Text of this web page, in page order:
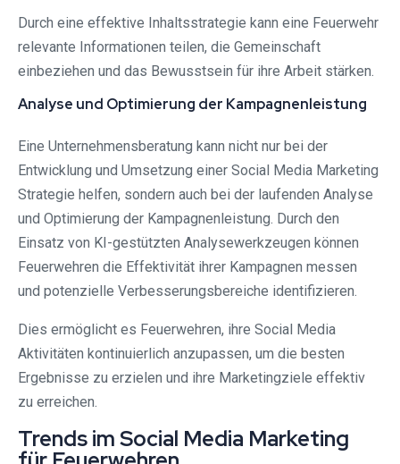
Durch eine effektive Inhaltsstrategie kann eine Feuerwehr
relevante Informationen teilen, die Gemeinschaft
einbeziehen und das Bewusstsein für ihre Arbeit stärken.
Analyse und Optimierung der Kampagnenleistung
Eine Unternehmensberatung kann nicht nur bei der
Entwicklung und Umsetzung einer Social Media Marketing
Strategie helfen, sondern auch bei der laufenden Analyse
und Optimierung der Kampagnenleistung. Durch den
Einsatz von KI-gestützten Analysewerkzeugen können
Feuerwehren die Effektivität ihrer Kampagnen messen
und potenzielle Verbesserungsbereiche identifizieren.
Dies ermöglicht es Feuerwehren, ihre Social Media
Aktivitäten kontinuierlich anzupassen, um die besten
Ergebnisse zu erzielen und ihre Marketingziele effektiv
zu erreichen.
Trends im Social Media Marketing